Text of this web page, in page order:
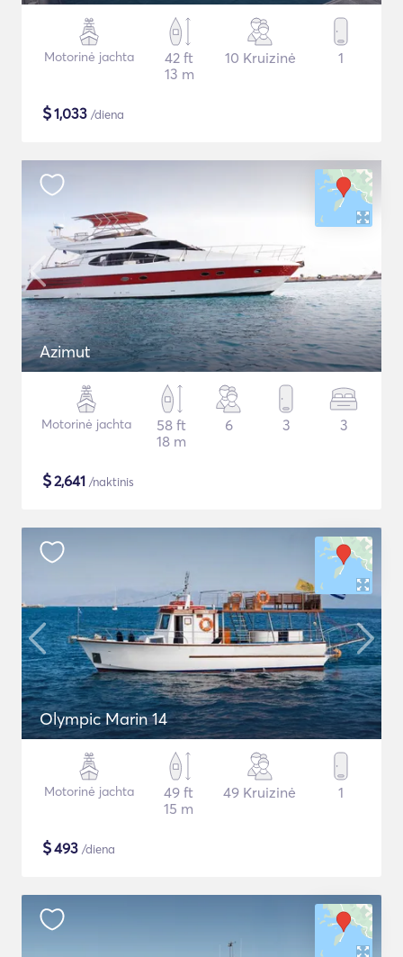
Motorinė jachta
42 ft
13 m
10 Kruizinė 1
$1,033 /diena
Azimut
Motorinė jachta
58 ft
18 m
6 3 3
$2,641 /naktinis
Olympic Marin 14
Motorinė jachta
49 ft
15 m
49 Kruizinė 1
$493 /diena